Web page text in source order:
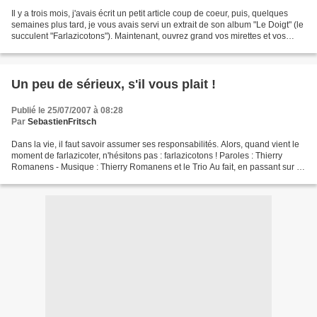
Il y a trois mois, j'avais écrit un petit article coup de coeur, puis, quelques
semaines plus tard, je vous avais servi un extrait de son album "Le Doigt" (le
succulent "Farlazicotons"). Maintenant, ouvrez grand vos mirettes et vos
Un peu de sérieux, s'il vous plait !
Publié le 25/07/2007 à 08:28
Par SebastienFritsch
Dans la vie, il faut savoir assumer ses responsabilités. Alors, quand vient le
moment de farlazicoter, n'hésitons pas : farlazicotons ! Paroles : Thierry
Romanens - Musique : Thierry Romanens et le Trio Au fait, en passant sur le